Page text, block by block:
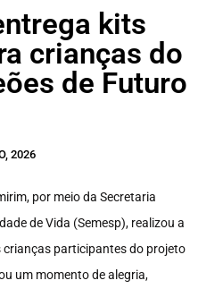
kits
crianças do
de Futuro
2026
por meio da Secretaria
de Vida (Semesp), realizou a
participantes do projeto
um momento de alegria,